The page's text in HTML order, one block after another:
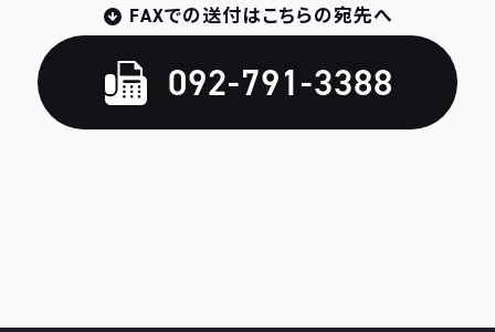
FAXでの送付はこちらの宛先へ
092-791-3388